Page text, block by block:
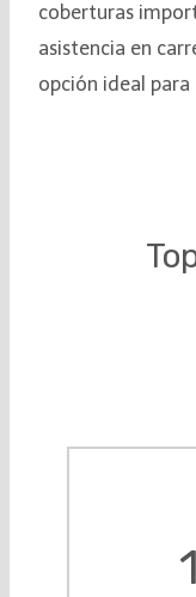
coberturas
asistencia en
opción ideal para